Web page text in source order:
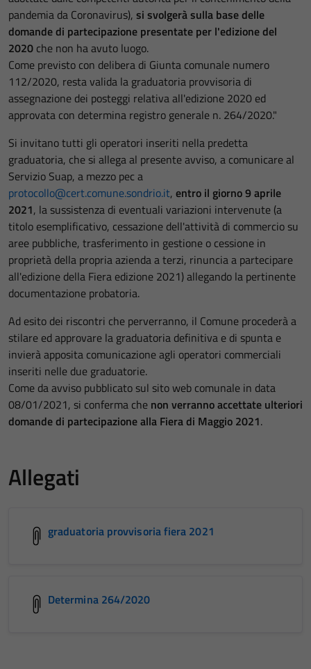
pandemia da Coronavirus), si svolgerà sulla base delle
domande di partecipazione presentate per l'edizione del
2020 che non ha avuto luogo.
Come previsto con delibera di Giunta comunale numero
112/2020, resta valida la graduatoria provvisoria di
assegnazione dei posteggi relativa all'edizione 2020 ed
approvata con determina registro generale n. 264/2020."
Si invitano tutti gli operatori inseriti nella predetta
graduatoria, che si allega al presente avviso, a comunicare al
Servizio Suap, a mezzo pec a
protocollo@cert.comune.sondrio.it, entro il giorno 9 aprile
2021, la sussistenza di eventuali variazioni intervenute (a
titolo esemplificativo, cessazione dell'attività di commercio su
aree pubbliche, trasferimento in gestione o cessione in
proprietà della propria azienda a terzi, rinuncia a partecipare
all'edizione della Fiera edizione 2021) allegando la pertinente
documentazione probatoria.
Ad esito dei riscontri che perverranno, il Comune procederà a
stilare ed approvare la graduatoria definitiva e di spunta e
invierà apposita comunicazione agli operatori commerciali
inseriti nelle due graduatorie.
Come da avviso pubblicato sul sito web comunale in data
08/01/2021, si conferma che non verranno accettate ulteriori
domande di partecipazione alla Fiera di Maggio 2021.
Allegati
graduatoria provvisoria fiera 2021
Determina 264/2020